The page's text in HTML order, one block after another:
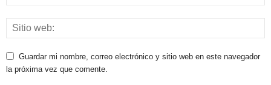
Guardar mi nombre, correo electrónico y sitio web en este navegador
la próxima vez que comente.